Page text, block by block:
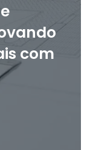
com